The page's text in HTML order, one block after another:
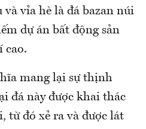
vỉa hè là đá bazan núi
dự án bất động sản
cao.
mang lại sự thịnh
đá này được khai thác
từ đó xẻ ra và được lát